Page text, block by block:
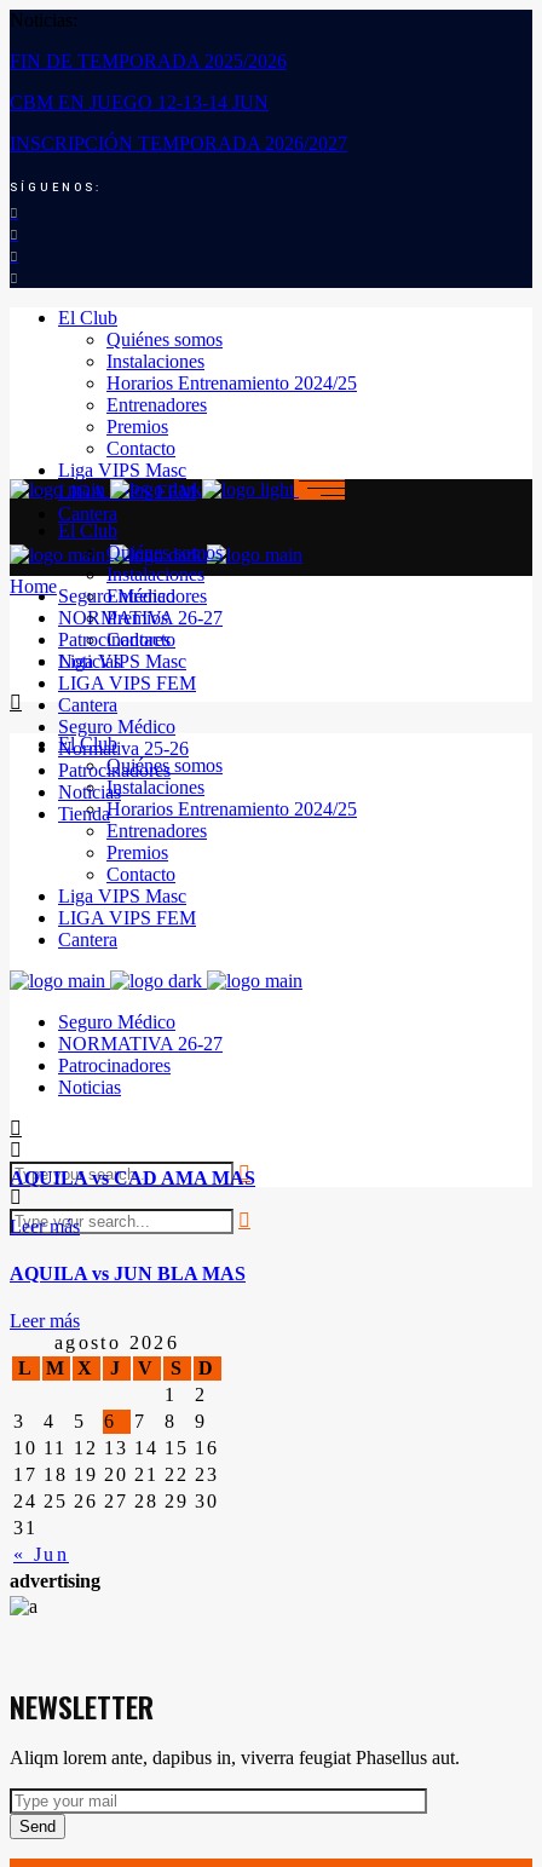
Noticias:
FIN DE TEMPORADA 2025/2026
CBM EN JUEGO 12-13-14 JUN
INSCRIPCIÓN TEMPORADA 2026/2027
SÍGUENOS:
El Club
Quiénes somos
Instalaciones
Horarios Entrenamiento 2024/25
Entrenadores
Premios
Contacto
Liga VIPS Masc
LIGA VIPS FEM
Cantera
Seguro Médico
NORMATIVA 26-27
Patrocinadores
Noticias
El Club
Quiénes somos
Instalaciones
Horarios Entrenamiento 2024/25
Entrenadores
Premios
Contacto
Liga VIPS Masc
LIGA VIPS FEM
Cantera
Seguro Médico
NORMATIVA 26-27
Patrocinadores
Noticias
El Club
Quiénes somos
Instalaciones
Entrenadores
Premios
Contacto
Liga VIPS Masc
LIGA VIPS FEM
Cantera
Seguro Médico
Normativa 25-26
Patrocinadores
Noticias
Tienda
Home
AQUILA vs CAD AMA MAS
Leer más
AQUILA vs JUN BLA MAS
Leer más
agosto 2026
L
M X J V S D
« Jun
1
2
3
4 5 6 7 8
9
10 11 12 13 14 15 16
17 18 19 20 21 22 23
24 25 26 27 28 29 30
31
advertising
NEWSLETTER
Aliqm lorem ante, dapibus in, viverra feugiat Phasellus aut.
Send